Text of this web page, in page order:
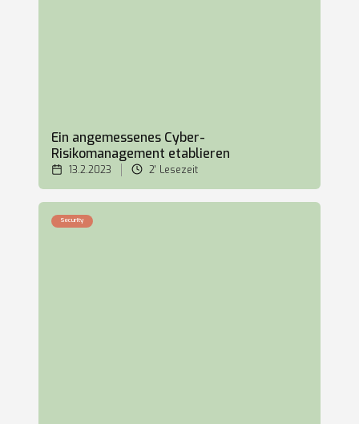
Ein angemessenes Cyber-
Risikomanagement etablieren
13.2.2023 2' Lesezeit
Security